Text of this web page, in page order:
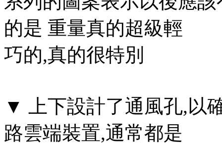
的是 重量真的超級輕
巧的,真的很特別
▼ 上下設計了通風孔,以
路雲端裝置,通常都是